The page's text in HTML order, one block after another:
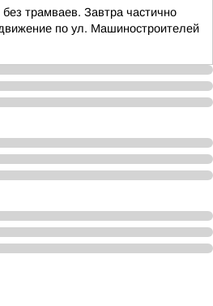
трамваев. Завтра частично
по ул. Машиностроителей